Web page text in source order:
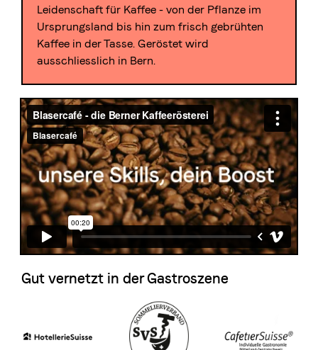
Leidenschaft für Kaffee - von der Pflanze im
Ursprungsland bis hin zum frisch gebrühten
Kaffee in der Tasse. Geröstet wird
ausschliesslich in Bern.
Gut vernetzt in der Gastroszene